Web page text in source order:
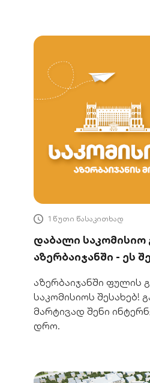
1 წუთი წასაკითხად
დაბალი საკომისიო
აზერბაიჯანში - ეს
აზერბაიჯანში ფულის
საკომისიოს შესახებ!
მარტივად შენი
დრო.